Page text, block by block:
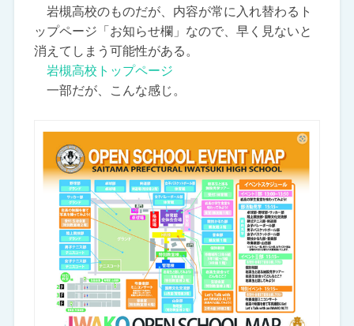
岩槻高校のものだが、内容が常に入れ替わるト
ップページ「お知らせ欄」なので、早く見ないと
消えてしまう可能性がある。
岩槻高校トップページ
一部だが、こんな感じ。